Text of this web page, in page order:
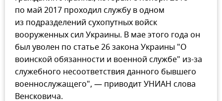
по май 2017 проходил службу в одном
из подразделений сухопутных войск
вооруженных сил Украины. В мае этого года он
был уволен по статье 26 закона Украины "О
воинской обязанности и военной службе" из-за
служебного несоответствия данного бывшего
военнослужащего", — приводит УНИАН слова
Венсковича.